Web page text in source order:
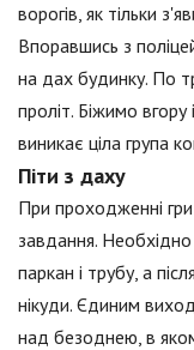
ворогів, як тільки
Впоравшись з
на дах будинку. По
проліт. Біжимо
виникає ціла група
Піти з даху
При проходженні
завдання.
паркан і трубу, а
нікуди. Єдиним
над безоднею, в